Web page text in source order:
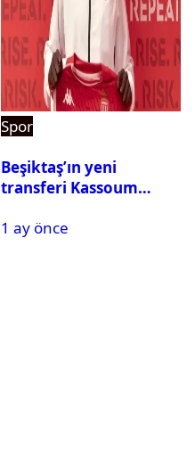
Spor
Beşiktaş’ın yeni
transferi Kassoum
gelecek? Resmi
1 ay önce